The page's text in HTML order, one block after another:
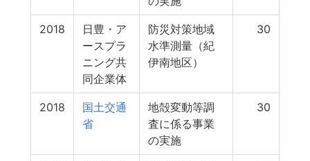
2018
日豊・ア
ースプラ
ニング共
同企業体
防災対策地域
水準測量（紀
伊南地区）
30
2018
国土交通
省
地殻変動等調
査に係る事業
の実施
30